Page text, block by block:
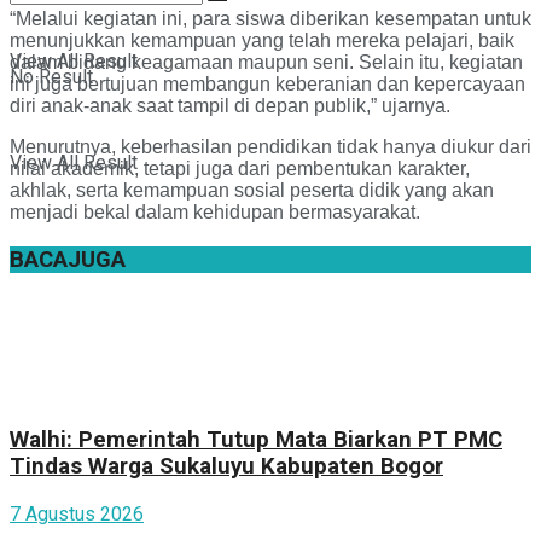
No Result
View All Result
View All Result
“Melalui kegiatan ini, para siswa diberikan kesempatan untuk
menunjukkan kemampuan yang telah mereka pelajari, baik
dalam bidang keagamaan maupun seni. Selain itu, kegiatan
ini juga bertujuan membangun keberanian dan kepercayaan
diri anak-anak saat tampil di depan publik,” ujarnya.
Menurutnya, keberhasilan pendidikan tidak hanya diukur dari
nilai akademik, tetapi juga dari pembentukan karakter,
akhlak, serta kemampuan sosial peserta didik yang akan
menjadi bekal dalam kehidupan bermasyarakat.
BACAJUGA
Walhi: Pemerintah Tutup Mata Biarkan PT PMC
Tindas Warga Sukaluyu Kabupaten Bogor
7 Agustus 2026